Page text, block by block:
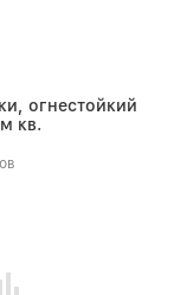
огнестойкий
кв.